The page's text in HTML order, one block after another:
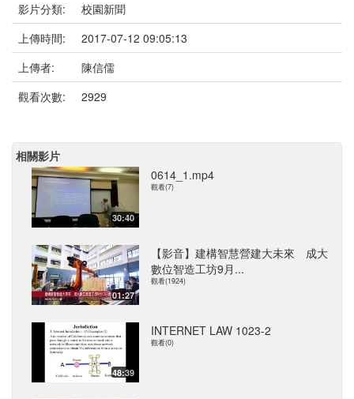
影片分類:
校園新聞
上傳時間:
2017-07-12 09:05:13
上傳者:
陳信儒
觀看次數:
2929
相關影片
30:40
0614_1.mp4
觀看(7)
01:27
【影音】建構智慧營建大未來 成大
數位智造工坊9月...
觀看(1924)
48:39
INTERNET LAW 1023-2
觀看(0)